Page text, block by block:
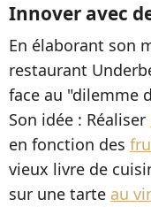
Innover avec
En élaborant son
restaurant
face au "dilemme
Son idée : Réaliser
en fonction des
vieux livre de
sur une tarte au